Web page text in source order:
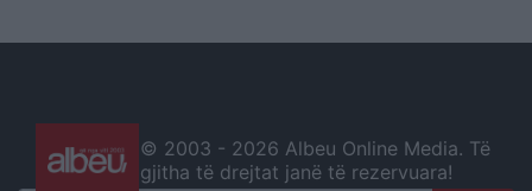
© 2003 - 2026 Albeu Online Media. Të
gjitha të drejtat janë të rezervuara!